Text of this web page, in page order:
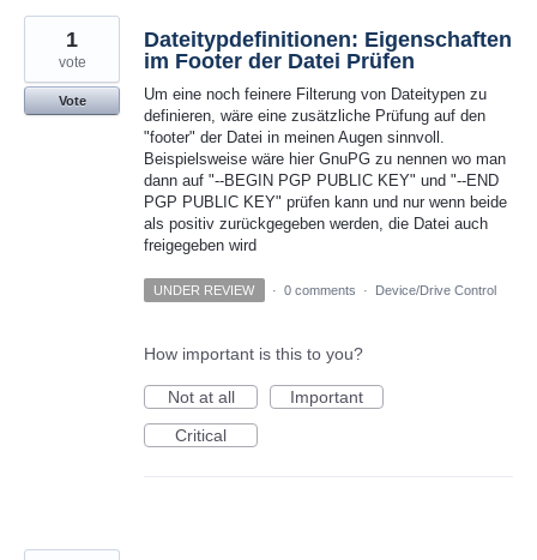
Dateitypdefinitionen: Eigenschaften
im Footer der Datei Prüfen
Um eine noch feinere Filterung von Dateitypen zu
definieren, wäre eine zusätzliche Prüfung auf den
"footer" der Datei in meinen Augen sinnvoll.
Beispielsweise wäre hier GnuPG zu nennen wo man
dann auf "--BEGIN PGP PUBLIC KEY" und "--END
PGP PUBLIC KEY" prüfen kann und nur wenn beide
als positiv zurückgegeben werden, die Datei auch
freigegeben wird
1
vote
Vote
UNDER REVIEW · 0 comments · Device/Drive Control
How important is this to you?
Not at all
Important
Critical